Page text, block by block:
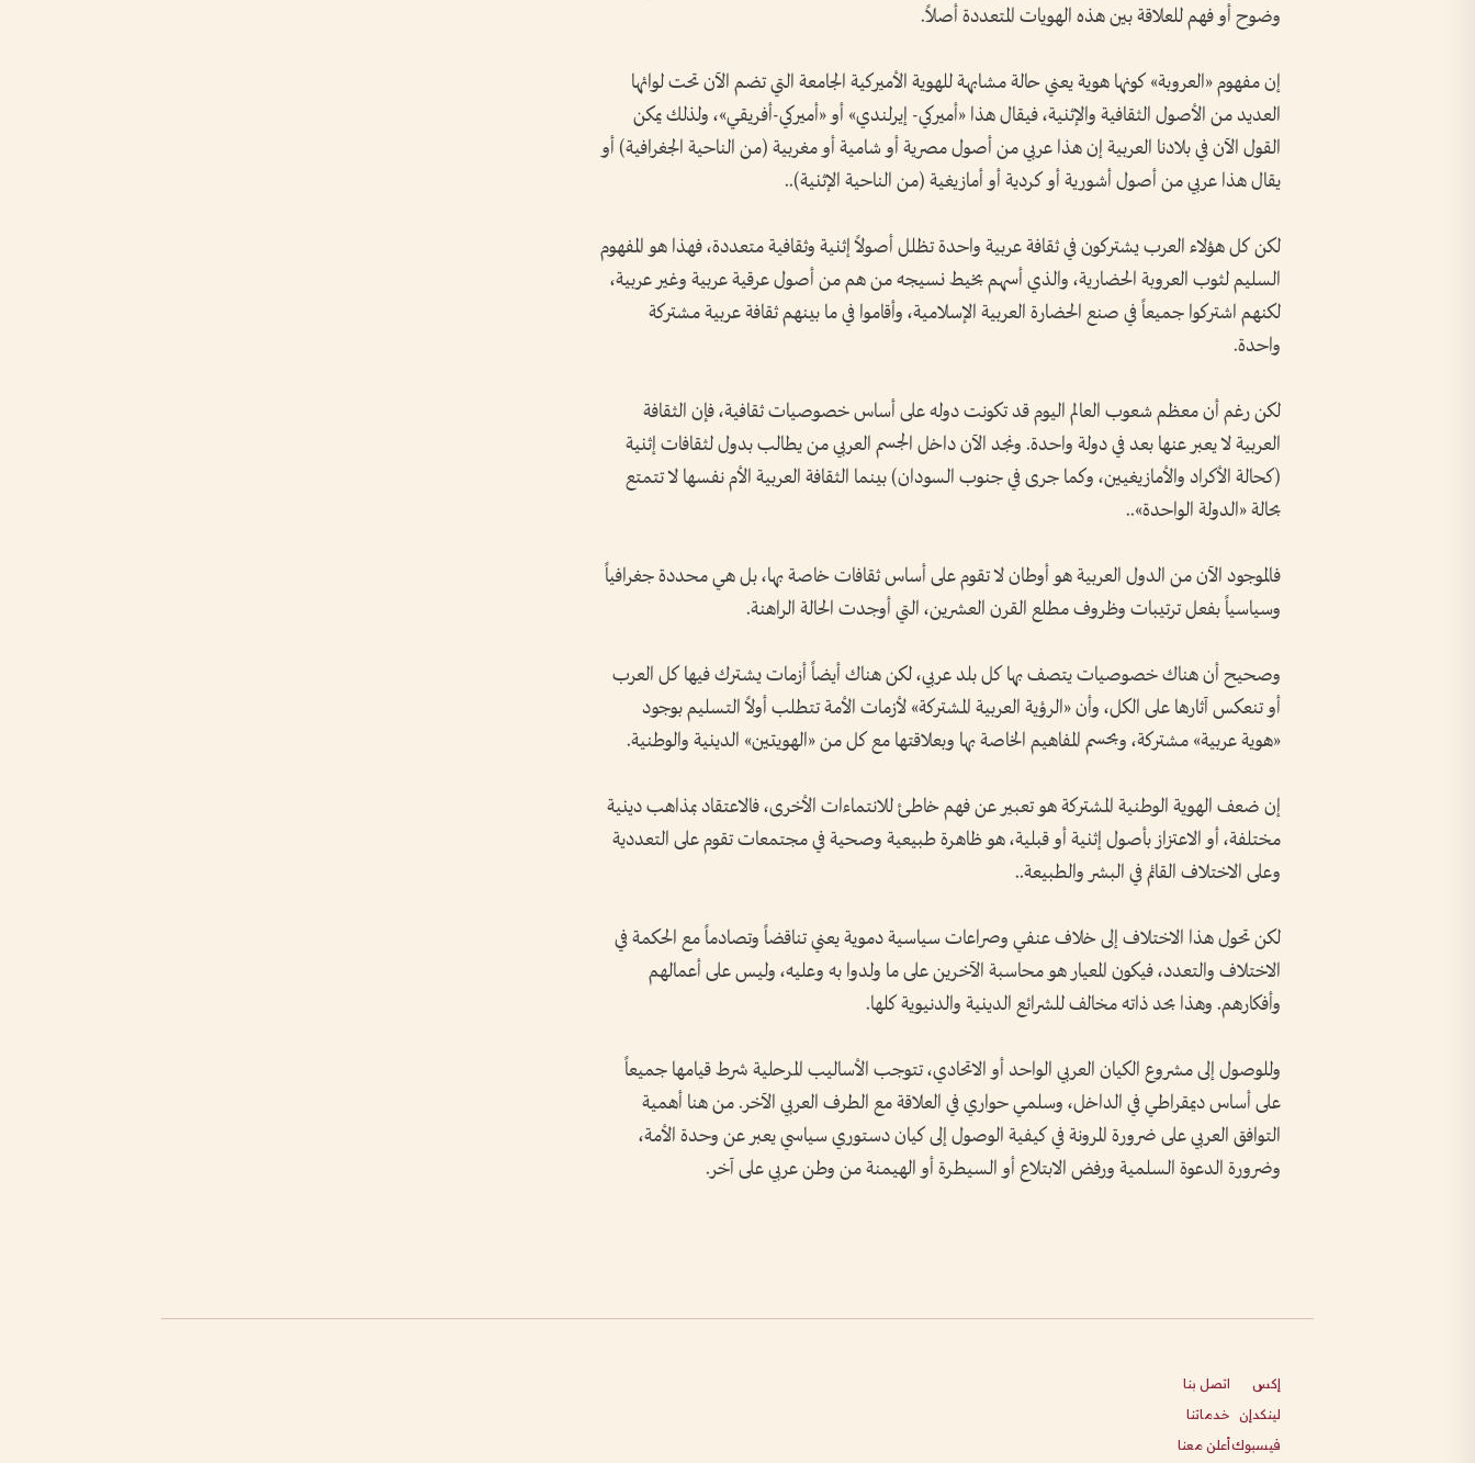
وضوح أو فهم للعلاقة بين هذه الهويات المتعددة أصلاً.
إن مفهوم «العروبة» كونها هوية يعني حالة مشابهة للهوية الأميركية الجامعة التي تضم الآن تحت لوائها
العديد من الأصول الثقافية والإثنية، فيقال هذا «أميركي- إيرلندي» أو «أميركي-أفريقي»، ولذلك يمكن
القول الآن في بلادنا العربية إن هذا عربي من أصول مصرية أو شامية أو مغربية (من الناحية الجغرافية) أو
يقال هذا عربي من أصول أشورية أو كردية أو أمازيغية (من الناحية الإثنية)..
لكن كل هؤلاء العرب يشتركون في ثقافة عربية واحدة تظلل أصولاً إثنية وثقافية متعددة، فهذا هو المفهوم
السليم لثوب العروبة الحضارية، والذي أسهم بخيط نسيجه من هم من أصول عرقية عربية وغير عربية،
لكنهم اشتركوا جميعاً في صنع الحضارة العربية الإسلامية، وأقاموا في ما بينهم ثقافة عربية مشتركة
واحدة.
لكن رغم أن معظم شعوب العالم اليوم قد تكونت دوله على أساس خصوصيات ثقافية، فإن الثقافة
العربية لا يعبر عنها بعد في دولة واحدة. ونجد الآن داخل الجسم العربي من يطالب بدول لثقافات إثنية
(كحالة الأكراد والأمازيغيين، وكما جرى في جنوب السودان) بينما الثقافة العربية الأم نفسها لا تتمتع
بحالة «الدولة الواحدة»..
فالموجود الآن من الدول العربية هو أوطان لا تقوم على أساس ثقافات خاصة بها، بل هي محددة جغرافياً
وسياسياً بفعل ترتيبات وظروف مطلع القرن العشرين، التي أوجدت الحالة الراهنة.
وصحيح أن هناك خصوصيات يتصف بها كل بلد عربي، لكن هناك أيضاً أزمات يشترك فيها كل العرب
أو تنعكس آثارها على الكل، وأن «الرؤية العربية المشتركة» لأزمات الأمة تتطلب أولاً التسليم بوجود
«هوية عربية» مشتركة، وبحسم المفاهيم الخاصة بها وبعلاقتها مع كل من «الهويتين» الدينية والوطنية.
إن ضعف الهوية الوطنية المشتركة هو تعبير عن فهم خاطئ للانتماءات الأخرى، فالاعتقاد بمذاهب دينية
مختلفة، أو الاعتزاز بأصول إثنية أو قبلية، هو ظاهرة طبيعية وصحية في مجتمعات تقوم على التعددية
وعلى الاختلاف القائم في البشر والطبيعة..
لكن تحول هذا الاختلاف إلى خلاف عنفي وصراعات سياسية دموية يعني تناقضاً وتصادماً مع الحكمة في
الاختلاف والتعدد، فيكون المعيار هو محاسبة الآخرين على ما ولدوا به وعليه، وليس على أعمالهم
وأفكارهم. وهذا بحد ذاته مخالف للشرائع الدينية والدنيوية كلها.
وللوصول إلى مشروع الكيان العربي الواحد أو الاتحادي، تتوجب الأساليب المرحلية شرط قيامها جميعاً
على أساس ديمقراطي في الداخل، وسلمي حواري في العلاقة مع الطرف العربي الآخر. من هنا أهمية
التوافق العربي على ضرورة المرونة في كيفية الوصول إلى كيان دستوري سياسي يعبر عن وحدة الأمة،
وضرورة الدعوة السلمية ورفض الابتلاع أو السيطرة أو الهيمنة من وطن عربي على آخر.
إكس
لينكدإن
فيسبوك
اتصل بنا
خدماتنا
أعلن معنا